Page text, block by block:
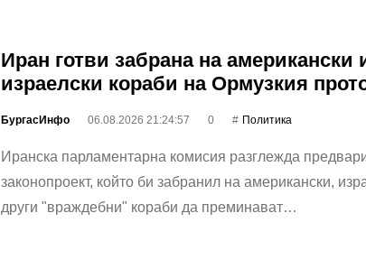
Иран готви забрана на американски
израелски кораби на Ормузкия
БургасИнфо 06.08.2026 21:24:57 0 Политика
Иранска парламентарна комисия разглежда
законопроект, който би забранил на американски,
други "враждебни" кораби да преминават…